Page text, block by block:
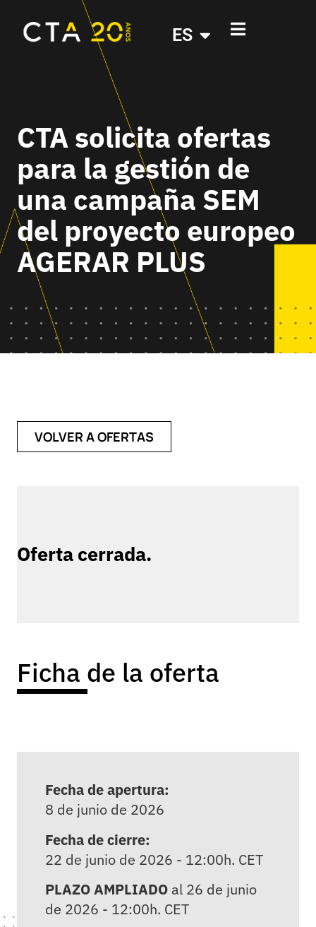
ES
CTA solicita ofertas
para la gestión de
una campaña SEM
del proyecto europeo
AGERAR PLUS
Oferta cerrada.
VOLVER A OFERTAS
Ficha de la oferta
Fecha de apertura:
8 de junio de 2026
Fecha de cierre:
22 de junio de 2026 - 12:00h. CET
PLAZO AMPLIADO al 26 de junio
de 2026 - 12:00h. CET